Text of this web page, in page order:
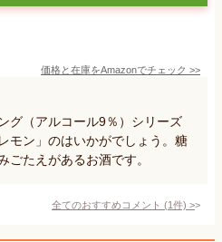
価格と在庫をAmazonでチェック >>
グ（アルコール9％）シリーズ
モン」のはいかがでしょう。糖
ごたえがあるお酒です。
全てのおすすめコメント (1件) >